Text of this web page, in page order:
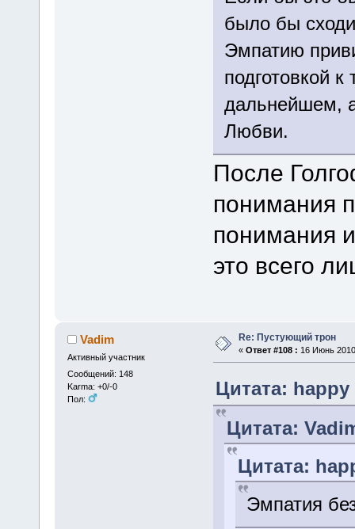
было бы
Эмпатию
подготовкой
дальнейшем,
Любви.
После
понимания
понимания
это всего
Vadim
Активный участник
Сообщений: 148
Karma: +0/-0
Пол:
Re: Пустующий трон
« Ответ #108 : 16 Июнь
Цитата:
Цитата:
Цитата:
Эмпатия